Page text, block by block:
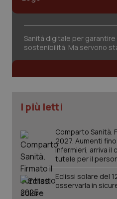
Sanità digitale per
sostenibilità. Ma servono
I più letti
Comparto Sanità.
2027. Aumenti
infermieri, arriva il
tutele per il
Eclissi solare del
osservarla in